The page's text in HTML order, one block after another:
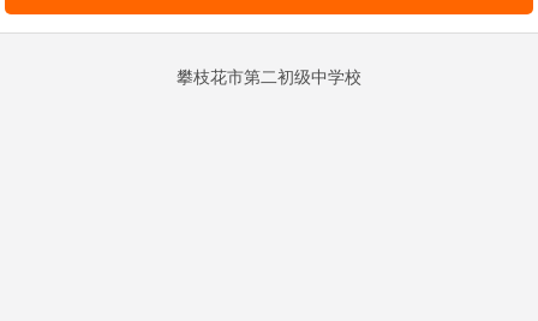
攀枝花市第二初级中学校